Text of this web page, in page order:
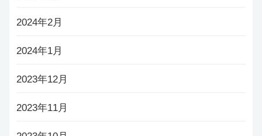
2024年2月
2024年1月
2023年12月
2023年11月